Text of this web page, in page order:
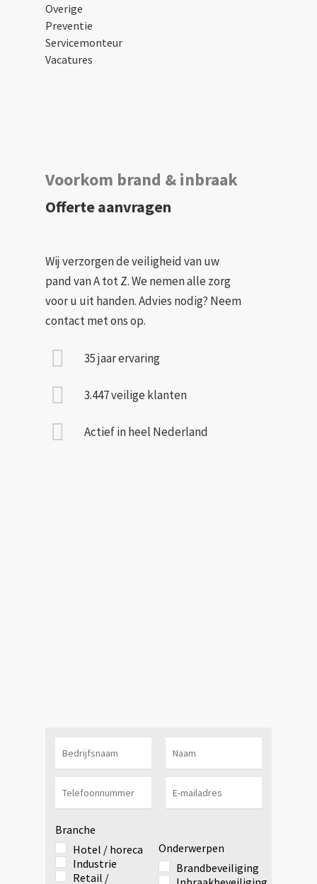
Overige
Preventie
Servicemonteur
Vacatures
Voorkom brand & inbraak
Offerte aanvragen
Wij verzorgen de veiligheid van uw
pand van A tot Z. We nemen alle zorg
voor u uit handen. Advies nodig? Neem
contact met ons op.
35 jaar ervaring
3.447 veilige klanten
Actief in heel Nederland
Branche
Hotel / horeca
Industrie
Retail /
Onderwerpen
Brandbeveiliging